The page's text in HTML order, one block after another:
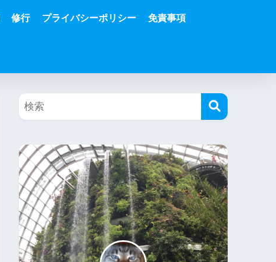
修行 プライバシーポリシー 免責事項